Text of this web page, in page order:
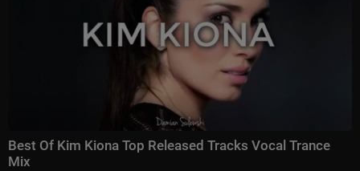
Best Of Kim Kiona Top Released Tracks Vocal Trance
Mix